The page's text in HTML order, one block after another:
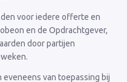
voor iedere offerte en
en de Opdrachtgever,
door partijen
van toepassing bij